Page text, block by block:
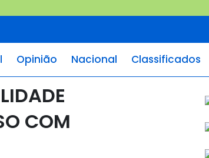
Opinião Nacional Classificados
COM